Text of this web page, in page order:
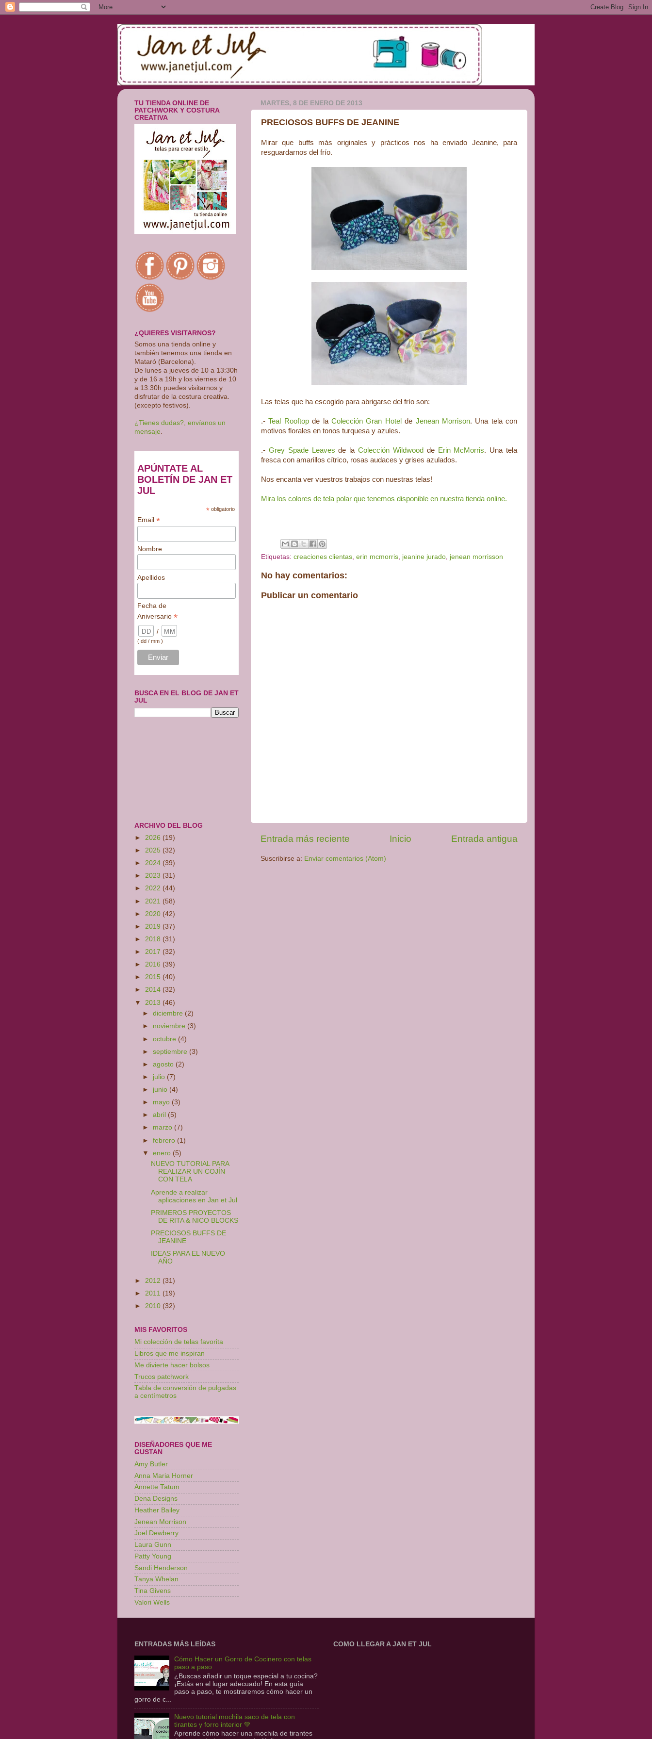
MARTES, 8 DE ENERO DE 2013
PRECIOSOS BUFFS DE JEANINE
Mirar que buffs más originales y prácticos nos ha enviado Jeanine, para
resguardarnos del frío.
Las telas que ha escogido para abrigarse del frío son:
.-Teal Rooftopde la Colección Gran Hotelde Jenean Morrison. Una tela con
motivos florales en tonos turquesa y azules.
.- Grey Spade Leaves de laColección Wildwoodde Erin McMorris. Una tela
fresca con amarillos cítrico, rosas audaces y grises azulados.
Nos encanta ver vuestros trabajos con nuestras telas!
Mira los colores de tela polar que tenemos disponible en nuestra tienda online.
Etiquetas: creaciones clientas, erin mcmorris, jeanine jurado, jenean morrisson
No hay comentarios:
Publicar un comentario
Entrada más reciente Entrada antigua
Inicio
Suscribirse a: Enviar comentarios (Atom)
TU TIENDA ONLINE DE
PATCHWORK Y COSTURA
CREATIVA
¿QUIERES VISITARNOS?
Somos una tienda online y
también tenemos una tienda en
Mataró (Barcelona).
De lunes a jueves de 10 a 13:30h
y de 16 a 19h y los viernes de 10
a 13:30h puedes visitarnos y
disfrutar de la costura creativa.
(excepto festivos).
¿Tienes dudas?, envíanos un
mensaje.
APÚNTATE AL
BOLETÍN DE JAN ET
JUL
*obligatorio
Email*
Nombre
Apellidos
Fecha de
Aniversario*
/
( dd / mm )
BUSCA EN EL BLOG DE JAN ET
JUL
ARCHIVO DEL BLOG
► 2026 (19)
► 2025 (32)
► 2024 (39)
► 2023 (31)
► 2022 (44)
► 2021 (58)
► 2020 (42)
► 2019 (37)
► 2018 (31)
► 2017 (32)
► 2016 (39)
► 2015 (40)
► 2014 (32)
▼ 2013 (46)
►diciembre (2)
► noviembre (3)
►octubre (4)
►septiembre (3)
►agosto (2)
► julio (7)
► junio (4)
► mayo (3)
►abril (5)
► marzo (7)
►febrero (1)
▼enero (5)
NUEVO TUTORIAL PARA
REALIZAR UN COJÍN
CON TELA
Aprende a realizar
aplicaciones en Jan et Jul
PRIMEROS PROYECTOS
DE RITA & NICO BLOCKS
PRECIOSOS BUFFS DE
JEANINE
IDEAS PARA EL NUEVO
AÑO
► 2012 (31)
► 2011 (19)
► 2010 (32)
MIS FAVORITOS
Mi colección de telas favorita
Libros que me inspiran
Me divierte hacer bolsos
Trucos patchwork
Tabla de conversión de pulgadas
a centímetros
DISEÑADORES QUE ME
GUSTAN
Amy Butler
Anna Maria Horner
Annette Tatum
Dena Designs
Heather Bailey
Jenean Morrison
Joel Dewberry
Laura Gunn
Patty Young
Sandi Henderson
Tanya Whelan
Tina Givens
Valori Wells
ENTRADAS MÁS LEÍDAS
Cómo Hacer un Gorro de Cocinero con telas
paso a paso
¿Buscas añadir un toque especial a tu cocina?
¡Estás en el lugar adecuado! En esta guía
paso a paso, te mostraremos cómo hacer un
gorro de c...
Nuevo tutorial mochila saco de tela con
tirantes y forro interior 💚
Aprende cómo hacer una mochila de tirantes
COMO LLEGAR A JAN ET JUL